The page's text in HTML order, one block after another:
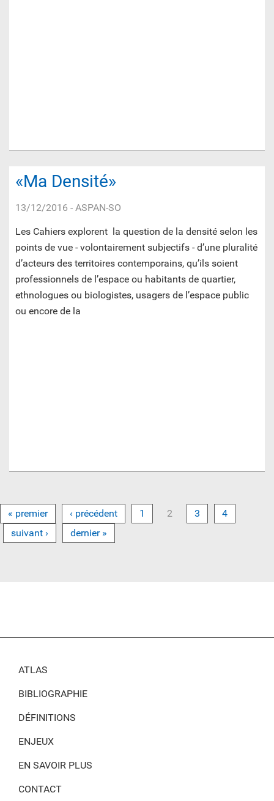
«Ma Densité»
13/12/2016 - ASPAN-SO
Les Cahiers explorent la question de la densité selon les
points de vue - volontairement subjectifs - d’une pluralité
d’acteurs des territoires contemporains, qu’ils soient
professionnels de l’espace ou habitants de quartier,
ethnologues ou biologistes, usagers de l’espace public
ou encore de la
« premier ‹ précédent 1 2 3
4
suivant ›
dernier »
ATLAS
BIBLIOGRAPHIE
DÉFINITIONS
ENJEUX
EN SAVOIR PLUS
CONTACT